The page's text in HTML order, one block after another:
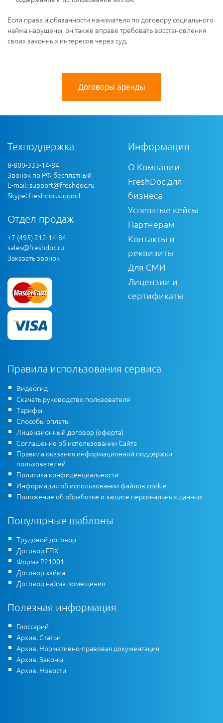
Если права и обязанности нанимателя по договору социального
найма нарушены, он также вправе требовать восстановления
своих законных интересов через суд.
Договоры аренды
Техподдержка
8-800-333-14-84
Звонок по РФ бесплатный
E-mail:support@freshdoc.ru
Skype: freshdoc.support
Отдел продаж
+7 (495) 212-14-84
sales@freshdoc.ru
Заказать звонок
Информация
О Компании
FreshDoc для
бизнеса
Успешные кейсы
Партнерам
Контакты и
реквизиты
Для СМИ
Лицензии и
сертификаты
Правила использования сервиса
Видеогид
Скачать руководство пользователя
Тарифы
Способы оплаты
Лицензионный договор (оферта)
Соглашение об использовании Сайта
Правила оказания информационной поддержки
пользователей
Политика конфиденциальности
Информация об использовании файлов cookie
Положение об обработке и защите персональных данных
Популярные шаблоны
Трудовой договор
Договор ГПХ
Форма Р21001
Договор займа
Договор найма помещения
Полезная информация
Глоссарий
Архив. Статьи
Архив. Нормативно-правовая документация
Архив. Законы
Архив. Новости